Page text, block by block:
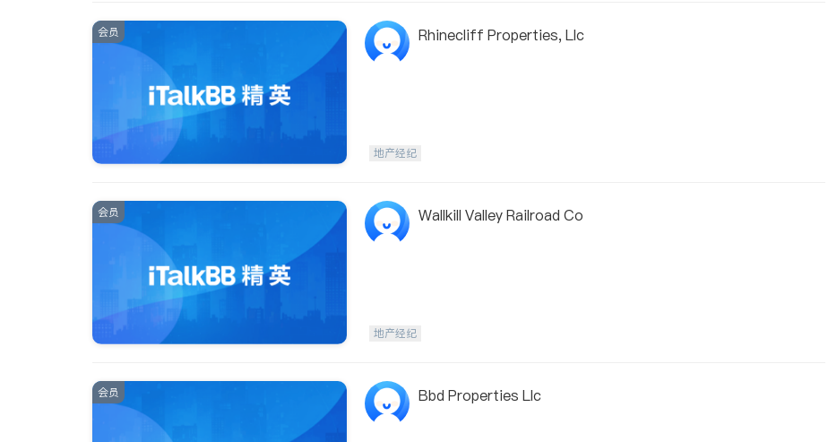
会员 Rhinecliff Properties, Llc
地产经纪
会员 Wallkill Valley Railroad Co
地产经纪
会员 Bbd Properties Llc